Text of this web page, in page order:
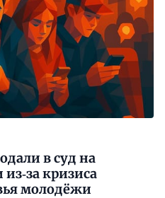
в суд на
кризиса
молодёжи